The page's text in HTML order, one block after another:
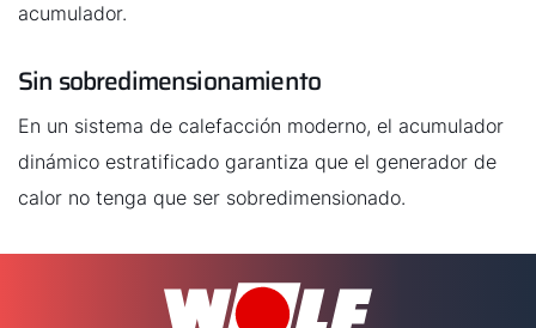
acumulador.
Sin sobredimensionamiento
En un sistema de calefacción moderno, el acumulador
dinámico estratificado garantiza que el generador de
calor no tenga que ser sobredimensionado.